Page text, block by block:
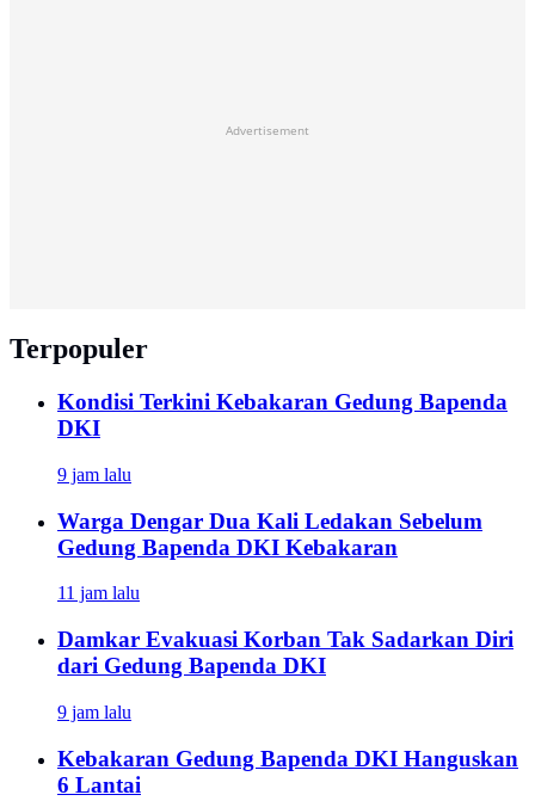
Advertisement
Terpopuler
Kondisi Terkini Kebakaran Gedung Bapenda
DKI
9 jam lalu
Warga Dengar Dua Kali Ledakan Sebelum
Gedung Bapenda DKI Kebakaran
11 jam lalu
Damkar Evakuasi Korban Tak Sadarkan Diri
dari Gedung Bapenda DKI
9 jam lalu
Kebakaran Gedung Bapenda DKI Hanguskan
6 Lantai